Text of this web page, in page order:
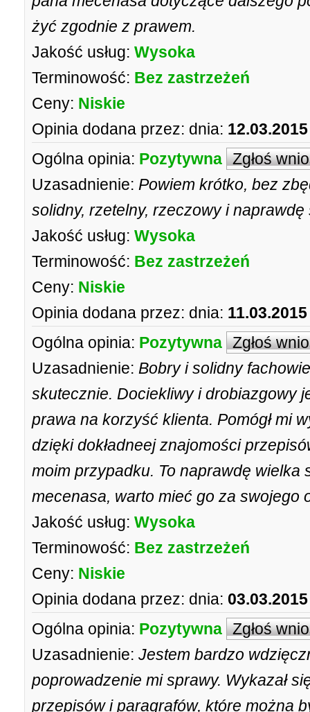
żyć zgodnie z prawem.
Jakość usług: Wysoka
Terminowość: Bez zastrzeżeń
Ceny: Niskie
Opinia dodana przez: dnia:
Ogólna opinia: Pozytywna Zgłoś
Uzasadnienie: Powiem krótko, bez
solidny, rzetelny, rzeczowy i
Jakość usług: Wysoka
Terminowość: Bez zastrzeżeń
Ceny: Niskie
Opinia dodana przez: dnia:
Ogólna opinia: Pozytywna Zgłoś
Uzasadnienie: Bobry i solidny
skutecznie. Dociekliwy i drobiazgowy
prawa na korzyść klienta. Pomógł mi
dzięki dokładneej znajomości
moim przypadku. To naprawdę wielka
mecenasa, warto mieć go za swojego
Jakość usług: Wysoka
Terminowość: Bez zastrzeżeń
Ceny: Niskie
Opinia dodana przez: dnia:
Ogólna opinia: Pozytywna Zgłoś
Uzasadnienie: Jestem bardzo
poprowadzenie mi sprawy. Wykazał
przepisów i paragrafów, które można